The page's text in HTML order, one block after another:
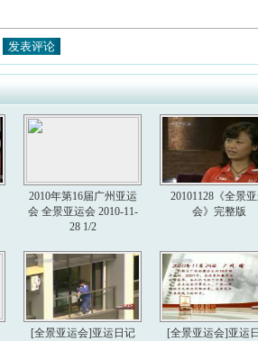
2010年第16届广州亚运
会 全景亚运会 2010-11-
28 1/2
20101128《全景
会》完整版
[全景亚运会]亚运日记
[全景亚运会]亚运